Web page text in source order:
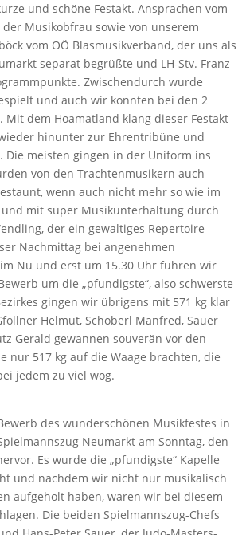
und schöne Festakt. Ansprachen vom
Musikobfrau sowie von unserem
vom OÖ Blasmusikverband, der uns als
separat begrüßte und LH-Stv. Franz
Zwischendurch wurde
und auch wir konnten bei den 2
Mit dem Hoamatland klang dieser Festakt
hinunter zur Ehrentribüne und
Die meisten gingen in der Uniform ins
von den Trachtenmusikern auch
wenn auch nicht mehr so wie im
mit super Musikunterhaltung durch
der ein gewaltiges Repertoire
Nachmittag bei angenehmen
Nu und erst um 15.30 Uhr fuhren wir
um die „pfundigste“, also schwerste
gingen wir übrigens mit 571 kg klar
Helmut, Schöberl Manfred, Sauer
Gerald gewannen souverän vor den
nur 517 kg auf die Waage brachten, die
jedem zu viel wog.
des wunderschönen Musikfestes in
Neumarkt am Sonntag, den
Es wurde die „pfundigste“ Kapelle
und nachdem wir nicht nur musikalisch
aufgeholt haben, waren wir bei diesem
Die beiden Spielmannszug-Chefs